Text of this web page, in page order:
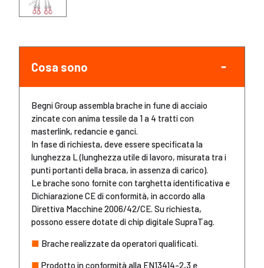
Cosa sono
Begni Group assembla brache in fune di acciaio
zincate con anima tessile da 1 a 4 tratti con
masterlink, redancie e ganci.
In fase di richiesta, deve essere specificata la
lunghezza L (lunghezza utile di lavoro, misurata tra i
punti portanti della braca, in assenza di carico).
Le brache sono fornite con targhetta identificativa e
Dichiarazione CE di conformità, in accordo alla
Direttiva Macchine 2006/42/CE. Su richiesta,
possono essere dotate di chip digitale SupraTag.
■ Brache realizzate da operatori qualificati.
■ Prodotto in conformità alla EN13414-2,3 e